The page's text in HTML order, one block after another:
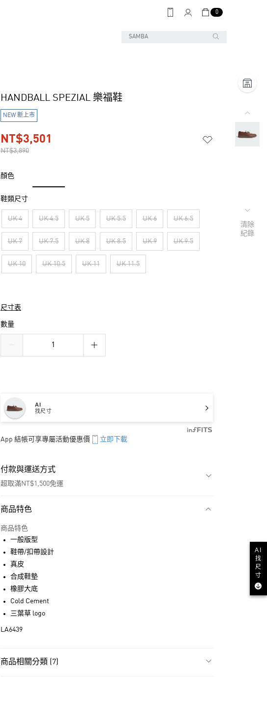
0
HANDBALL SPEZIAL 樂福鞋
NEW 新上市
NT$3,890
NT$3,501
顏色
鞋類尺寸
UK 4 UK 4.5 UK 5 UK 5.5 UK 6 UK 6.5
UK 7 UK 7.5 UK 8 UK 8.5 UK 9 UK 9.5
UK 10 UK 10.5 UK 11 UK 11.5
尺寸表
數量
AI
找尺寸
App 結帳可享專屬活動優惠價 立即下載
付款與運送方式
超取滿NT$1,500免運
付款方式
信用卡一次付款
LINE Pay
運送方式
全家取貨付款
付款後全家取貨
商品特色
商品特色
一般版型
鞋帶/扣帶設計
真皮
合成鞋墊
橡膠大底
Cold Cement
三葉草 logo
LA6439
商品相關分類 (7)
清除
紀錄
AI
找
尺
寸